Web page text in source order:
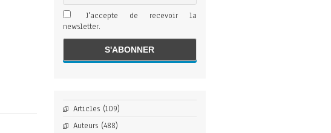
J'accepte de recevoir la
newsletter.
Articles(109)
Auteurs(488)